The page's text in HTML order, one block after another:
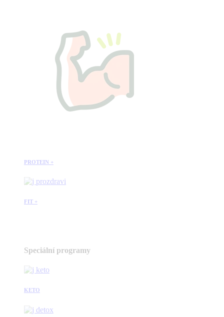
PROTEIN +
FIT +
Speciální programy
KETO